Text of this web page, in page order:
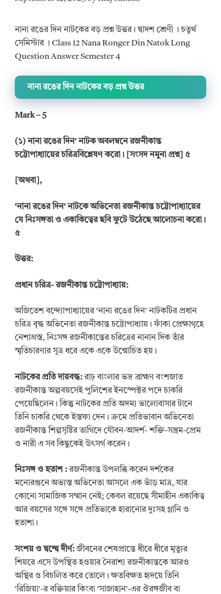
নানা রঙের দিন নাটকের বড় প্রশ্ন উত্তর। দ্বাদশ শ্রেণী । চতুর্থ
সেমিস্টার । Class 12 Nana Ronger Din Natok Long
Question Answer Semester 4
নানা রঙের দিন নাটকের বড় প্রশ্ন উত্তর
Mark – 5
(১)নানা রঙের দিন’নাটক অবলম্বনে রজনীকান্ত
চট্টোপাধ্যায়ের চরিত্রবিশ্লেষণ করো। [সংসদ নমুনা প্রশ্ন] ৫
অথবা ,
‘নানা রঙের দিন’নাটকে অভিনেতা রজনীকান্ত চট্টোপাধ্যায়ের
যে নিঃসঙ্গতা ও একাকিত্বের ছবি ফুটে উঠেছে আলোচনা করো।
৫
উত্তর:
প্রধান চরিত্র- রজনীকান্ত চট্টোপাধ্যায়:
অজিতেশ বন্দ্যোপাধ্যায়ের ‘নানা রঙের দিন’ নাটকটির প্রধান
চরিত্র বৃদ্ধ অভিনেতা রজনীকান্ত চট্টোপাধ্যায়। ফাঁকা প্রেক্ষাগৃহে
নেশাগ্রস্ত, নিঃসঙ্গ রজনীকান্তের চরিত্রের নানান দিক তাঁর
স্মৃতিচারণার সূত্র ধরে একে একে উন্মোচিত হয়।
নাটকের প্রতি দায়বদ্ধ:রাঢ় বাংলার ভদ্র ব্রাহ্মণ বংশজাত
রজনীকান্ত অল্পবয়সেই পুলিশের ইনস্পেক্টর পদে চাকরি
পেয়েছিলেন। কিন্তু নাটকের প্রতি অদম্য ভালোবাসার টানে
তিনি চাকরি থেকে ইস্তফা দেন। ক্রমে প্রতিভাবান অভিনেতা
রজনীকান্ত শিল্পসৃষ্টির তাগিদে যৌবন-আদর্শ- শক্তি-সম্ভ্রম-প্রেম
ও নারী এ সব কিছুকেই উৎসর্গ করেন।
নিঃসঙ্গ ও হতাশ: রজনীকান্ত উপলব্ধি করেন দর্শকের
মনোরঞ্জনে অভ্যস্ত অভিনেতা আসলে এক ভাঁড় মাত্র, যার
কোনো সামাজিক সম্মান নেই; কেবল রয়েছে সীমাহীন একাকিত্ব
আর বয়সের সঙ্গে সঙ্গে প্রতিভাকে হারানোর দুঃসহ গ্লানি ও
হতাশা।
সংশয় ওদ্বন্দ্বে দীর্ণ:জীবনের শেষপ্রান্তে ধীরে ধীরে মৃত্যুর
শিয়রে এসে উপস্থিত হওয়ার নৈরাশ্য রজনীকান্তকে আরও
অস্থির ও বিচলিত করে তোলে। ক্ষতবিক্ষত হৃদয়ে তিনি
‘রিজিয়া’-র বক্তিয়ার কিংবা ‘সাজাহান’-এর ঔরঙ্গজীব বা